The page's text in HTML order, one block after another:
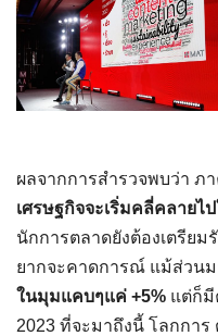
ผลจากการสำรวจพบว่า ภ
เศรษฐกิจจะเริ่มคลี่คลายไ
นักการตลาดยังต้องเตรีย
ยากจะคาดการณ์ แม้ส่วนม
ในมุมแคบๆแค่ +5% แต่ก็มี
2023 ที่จะมาถึงนี้ โลกกา